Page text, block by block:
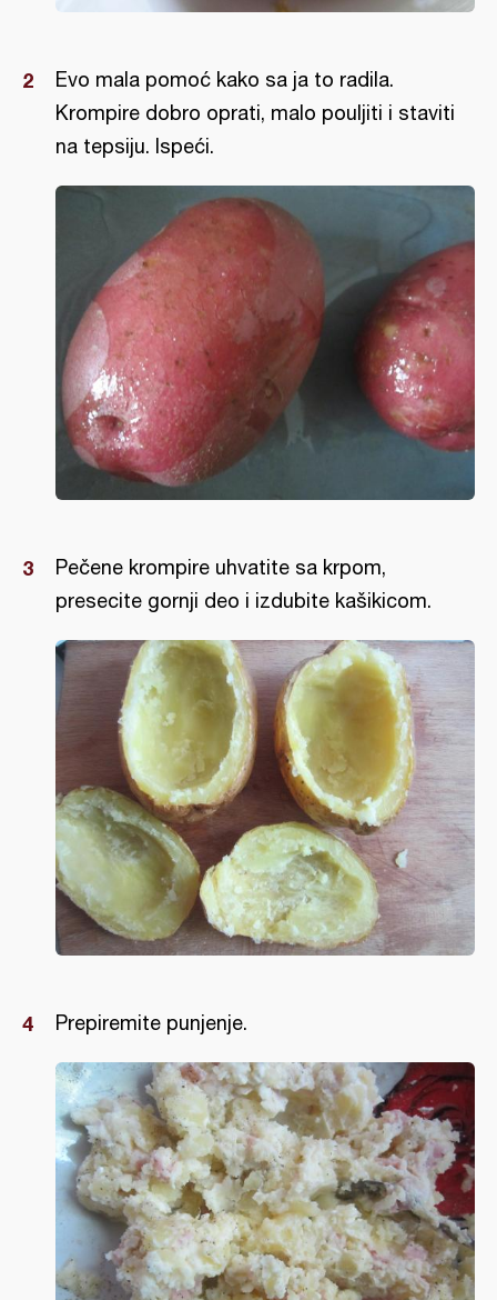
Evo mala pomoć kako sa ja to radila.
Krompire dobro oprati, malo pouljiti i staviti
na tepsiju. Ispeći.
Pečene krompire uhvatite sa krpom,
presecite gornji deo i izdubite kašikicom.
Prepiremite punjenje.